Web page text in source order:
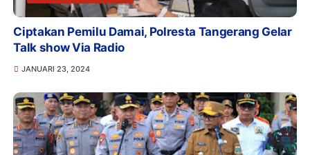
Ciptakan Pemilu Damai, Polresta Tangerang Gelar
Talk show Via Radio
JANUARI 23, 2024